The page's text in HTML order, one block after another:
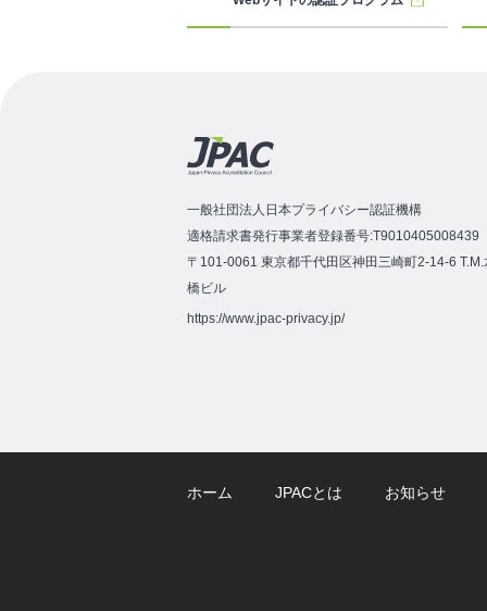
一般社団法人日本プライバシー認証機構
適格請求書発行事業者登録番号:T9010405008439
〒101-0061 東京都千代田区神田三崎町2-14-6 T.M.
橋ビル
https://www.jpac-privacy.jp/
ホーム JPACとは お知らせ